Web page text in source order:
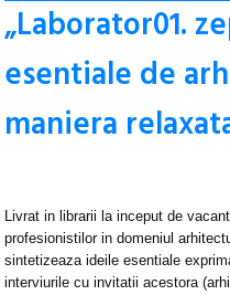
„Laborator01.
esentiale de
maniera
Livrat in librarii la inceput de
profesionistilor in domeniul
sintetizeaza ideile esentiale
interviurile cu invitatii acestora